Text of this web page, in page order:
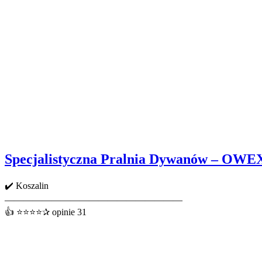
Specjalistyczna Pralnia Dywanów –
✔️ Koszalin
———————————————————
👍 ⭐⭐⭐⭐✰ opinie 31